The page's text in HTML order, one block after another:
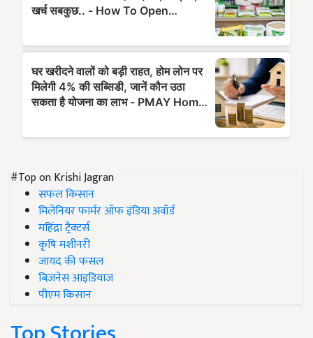
#Top on Krishi Jagran
सफल किसान
मिलेनियर फार्मर ऑफ इंडिया अवॉर्ड
महिंद्रा ट्रैक्टर्स
कृषि मशीनरी
जायद की फसल
बिज़नेस आइडियाज
पीएम किसान